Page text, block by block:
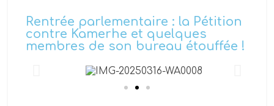
Rentrée parlementaire : la Pétition
contre Kamerhe et quelques
membres de son bureau étouffée !